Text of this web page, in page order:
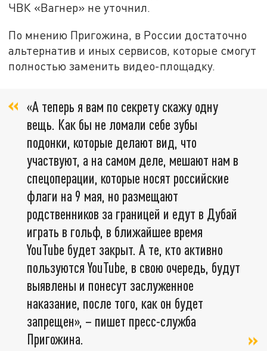
ЧВК «Вагнер» не уточнил.
По мнению Пригожина, в России достаточно
альтернатив и иных сервисов, которые смогут
полностью заменить видео-площадку.
«А теперь я вам по секрету скажу одну
вещь. Как бы не ломали себе зубы
подонки, которые делают вид, что
участвуют, а на самом деле, мешают нам в
спецоперации, которые носят российские
флаги на 9 мая, но размещают
родственников за границей и едут в Дубай
играть в гольф, в ближайшее время
YouTube будет закрыт. А те, кто активно
пользуются YouTube, в свою очередь, будут
выявлены и понесут заслуженное
наказание, после того, как он будет
запрещен», – пишет пресс-служба
Пригожина.